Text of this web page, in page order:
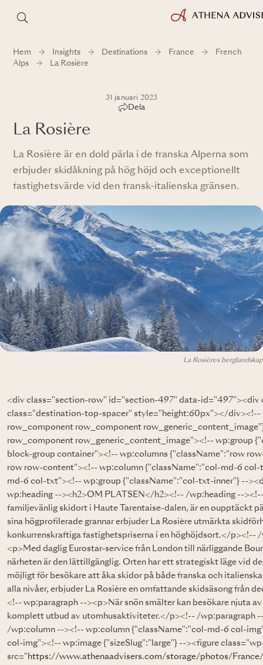
Hem Insights Destinations France
French
Alps
La Rosière
31 januari 2023
Dela
La Rosière
La Rosière är en dold pärla i de franska Alperna som
erbjuder skidåkning på hög höjd och exceptionellt
fastighetsvärde vid den fransk-italienska gränsen.
La Rosières berglandskap
<div class="section-row" id="section-497" data-
class="destination-top-spacer" style="height:60px"></div><!--
row_component row_component
row_component row_generic_content_image"><!-- wp:group
block-group container"><!-- wp:columns {"className":"row
row row-content"><!-- wp:column {"className":"col-md-6
md-6 col-txt"><!-- wp:group {"className":"col-txt-inner"} --
wp:heading --><h2>OM PLATSEN</h2><!-- /wp:heading --
familjevänlig skidort i Haute Tarentaise-dalen, är en oupptäckt
sina högprofilerade grannar erbjuder La Rosière utmärkta
konkurrenskraftiga fastighetspriserna i en höghöjdsort.</p><!--
<p>Med daglig Eurostar-service från London till närliggande
närheten är den lättillgänglig. Orten har ett strategiskt läge vid
möjligt för besökare att åka skidor på både franska och
alla nivåer, erbjuder La Rosière en omfattande skidsäsong från
<!-- wp:paragraph --><p>När snön smälter kan besökare njuta
komplett utbud av utomhusaktiviteter.</p><!-- /
/wp:column --><!-- wp:column {"className":"col-md-6 col-
col-img"><!-- wp:image {"sizeSlug":"large"} --><figure
src=" https://www.athenaadvisers.com/storage/photos/